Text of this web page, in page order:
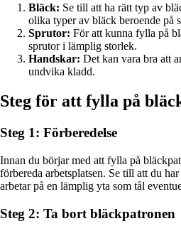
Bläck: Se till att ha rätt typ av
olika typer av bläck beroende på
Sprutor: För att kunna fylla på
sprutor i lämplig storlek.
Handskar: Det kan vara bra att
undvika kladd.
Steg för att fylla på
Steg 1: Förberedelse
Innan du börjar med att fylla på
förbereda arbetsplatsen. Se till att du
arbetar på en lämplig yta som tål
Steg 2: Ta bort bläckpatronen